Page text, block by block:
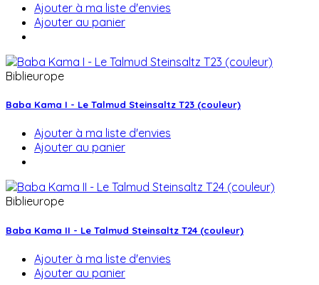
Ajouter à ma liste d'envies
Ajouter au panier
Biblieurope
Baba Kama I - Le Talmud Steinsaltz T23 (couleur)
Ajouter à ma liste d'envies
Ajouter au panier
Biblieurope
Baba Kama II - Le Talmud Steinsaltz T24 (couleur)
Ajouter à ma liste d'envies
Ajouter au panier